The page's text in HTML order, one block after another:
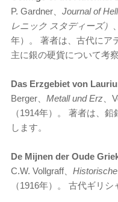
P. Gardner、 Journal of
レニック スタディーズ）
年）。 著者は、古代にア
主に銀の硬貨について考察
Das Erzgebiet von
Berger、 Metall und Erz 、
（1914年）。 著者は、
します。
De Mijnen der Oude
C.W. Vollgraff、
（1916年）。 古代ギリシ